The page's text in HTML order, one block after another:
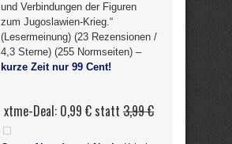
und Verbindungen der Figuren
zum Jugoslawien-Krieg.“
(Lesermeinung) (23 Rezensionen /
4,3 Sterne) (255 Normseiten) –
kurze Zeit nur 99 Cent!
xtme-Deal: 0,99 € statt 3,99 €